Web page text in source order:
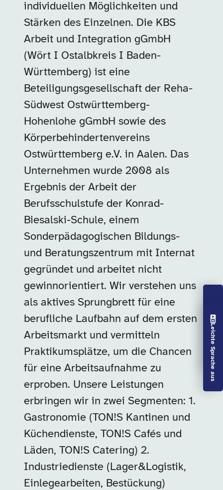
Vorlesen aus
Leichte Sprache aus
individuellen Möglichkeiten und
Stärken des Einzelnen. Die KBS
Arbeit und Integration gGmbH
(Wört I Ostalbkreis I Baden-
Württemberg) ist eine
Beteiligungsgesellschaft der Reha-
Südwest Ostwürttemberg-
Hohenlohe gGmbH sowie des
Körperbehindertenvereins
Ostwürttemberg e.V. in Aalen. Das
Unternehmen wurde 2008 als
Ergebnis der Arbeit der
Berufsschulstufe der Konrad-
Biesalski-Schule, einem
Sonderpädagogischen Bildungs-
und Beratungszentrum mit Internat
gegründet und arbeitet nicht
gewinnorientiert. Wir verstehen uns
als aktives Sprungbrett für eine
berufliche Laufbahn auf dem ersten
Arbeitsmarkt und vermitteln
Praktikumsplätze, um die Chancen
für eine Arbeitsaufnahme zu
erproben. Unsere Leistungen
erbringen wir in zwei Segmenten: 1.
Gastronomie (TON!S Kantinen und
Küchendienste, TON!S Cafés und
Läden, TON!S Catering) 2.
Industriedienste (Lager&Logistik,
Einlegearbeiten, Bestückung)